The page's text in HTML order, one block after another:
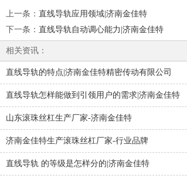
上一条 ： 直线导轨应用领域|济南金佳特
下一条 ： 直线导轨自动调心能力|济南金佳特
相关资讯：
直线导轨的特点|济南金佳特精密传动有限公司
直线导轨怎样能做到引领用户的需求|济南金佳特
山东滚珠丝杠生产厂家-济南金佳特
济南金佳特生产滚珠丝杠厂家-行业品牌
直线导轨 的等级是怎样分的|济南金佳特